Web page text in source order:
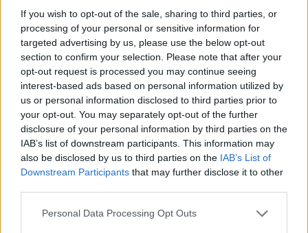
If you wish to opt-out of the sale, sharing to third parties, or
processing of your personal or sensitive information for
targeted advertising by us, please use the below opt-out
section to confirm your selection. Please note that after your
opt-out request is processed you may continue seeing
interest-based ads based on personal information utilized by
us or personal information disclosed to third parties prior to
your opt-out. You may separately opt-out of the further
disclosure of your personal information by third parties on the
IAB’s list of downstream participants. This information may
also be disclosed by us to third parties on the IAB’s List of
Downstream Participants that may further disclose it to other
Personal Data Processing Opt Outs
STORIES
Ο Σαμ Άλτμαν δηλώνει ότι η OpenAI
σκοπεύει να «επιβραδύνει σημαντικά» τον